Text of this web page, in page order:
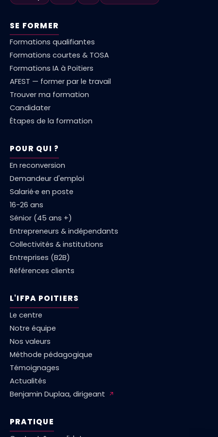
SE FORMER
Formations qualifiantes
Formations courtes & TOSA
Formations IA à Poitiers
AFEST — former par le travail
Trouver ma formation
Candidater
Étapes de la formation
POUR QUI ?
En reconversion
Demandeur d'emploi
Salarié·e en poste
16-26 ans
Sénior (45 ans +)
Entrepreneurs & indépendants
Collectivités & institutions
Entreprises (B2B)
Références clients
L'IFPA POITIERS
Le centre
Notre équipe
Nos valeurs
Méthode pédagogique
Témoignages
Actualités
Benjamin Duplaa, dirigeant ↗
PRATIQUE